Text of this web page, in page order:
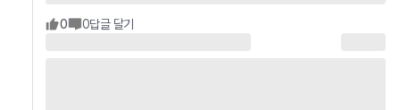
0 0답글 달기